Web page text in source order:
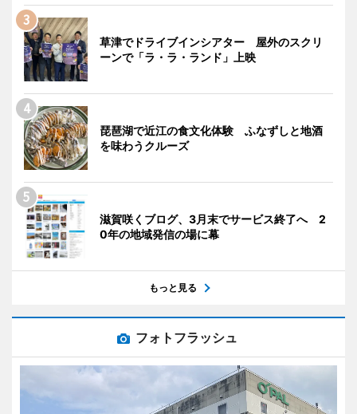
草津でドライブインシアター 屋外のスクリ
ーンで「ラ・ラ・ランド」上映
琵琶湖で近江の食文化体験 ふなずしと地酒
を味わうクルーズ
滋賀咲くブログ、3月末でサービス終了へ 2
0年の地域発信の場に幕
もっと見る
フォトフラッシュ